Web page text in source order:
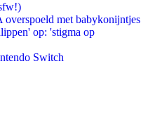
overspoeld met babykonijntjes
op: 'stigma op
Switch